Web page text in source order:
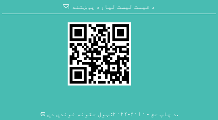
د قیمت لیست لپاره پوښتنه
© د چاپ حق - ۲۰۱۰-۲۰۲۴: ټول حقونه خوندي دي.